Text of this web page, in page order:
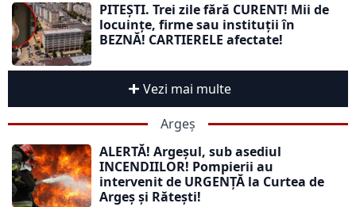
PITEȘTI. Trei zile fără CURENT! Mii de
locuințe, firme sau instituții în
BEZNĂ! CARTIERELE afectate!
Vezi mai multe
Argeș
ALERTĂ! Argeșul, sub asediul
INCENDIILOR! Pompierii au
intervenit de URGENȚĂ la Curtea de
Argeș și Rătești!